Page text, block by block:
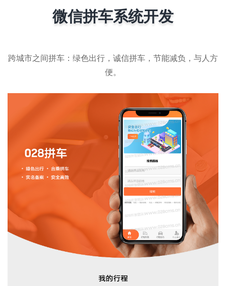
微信拼车系统开发
跨城市之间拼车：绿色出行，诚信拼车，节能减负，与人方
便。